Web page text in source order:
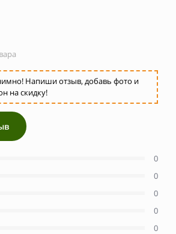
Напиши отзыв, добавь фото и
на скидку!
0
0
0
0
0